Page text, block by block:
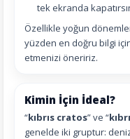
tek ekranda
Özellikle yoğun
yüzden en doğru bilgi
etmenizi öneririz.
Kimin İçin İdeal?
“kıbrıs cratos” ve “
genelde iki gruptur: